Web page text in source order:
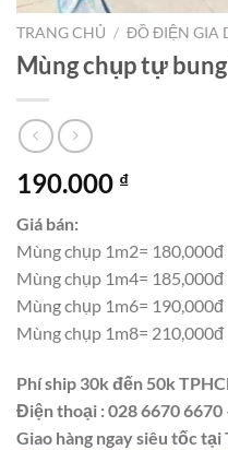
TRANG CHỦ / ĐỒ ĐIỆN GIA
Mùng chụp tự
190.000 ₫
Giá bán:
Mùng chụp 1m2= 180,000đ
Mùng chụp 1m4= 185,000đ
Mùng chụp 1m6= 190,000đ
Mùng chụp 1m8= 210,000đ
Phí ship 30k đến 50k
Điện thoại : 028 6670 6670
Giao hàng ngay siêu tốc tại